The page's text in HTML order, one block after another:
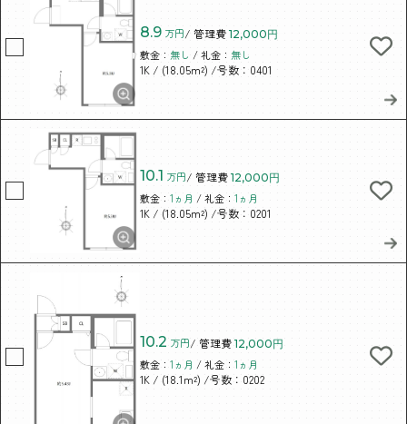
8.9 万円/ 管理費 12,000円
敷金： 無し / 礼金： 無し
1K / (18.05m²) /号数：0401
10.1 万円/ 管理費 12,000円
敷金：1ヵ月 / 礼金：1ヵ月
1K / (18.05m²) /号数：0201
10.2 万円/ 管理費 12,000円
敷金：1ヵ月 / 礼金：1ヵ月
1K / (18.1m²) /号数：0202